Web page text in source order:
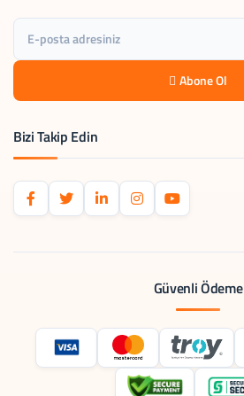
Abone Ol
Bizi Takip Edin
Güvenli Ödeme